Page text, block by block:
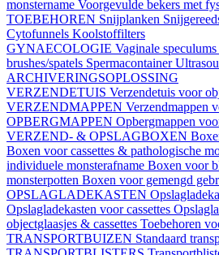
monstername Voorgevulde bekers met
TOEBEHOREN Snijplanken
Cytofunnels Koolstoffilters
GYNAECOLOGIE Vaginale speculums
brushes/spatels Spermacontainer
ARCHIVERINGSOPLOSSING
VERZENDETUIS Verzendetuis voor
VERZENDMAPPEN Verzendmappen
OPBERGMAPPEN Opbergmappen
VERZEND- & OPSLAGBOXEN
Boxen voor cassettes & pathologische
individuele monsterafname Boxen voor
monsterpotten Boxen voor gemengd
OPSLAGLADEKASTEN
Opslagladekasten voor cassettes
objectglaasjes & cassettes Toebehoren
TRANSPORTBUIZEN Standaard